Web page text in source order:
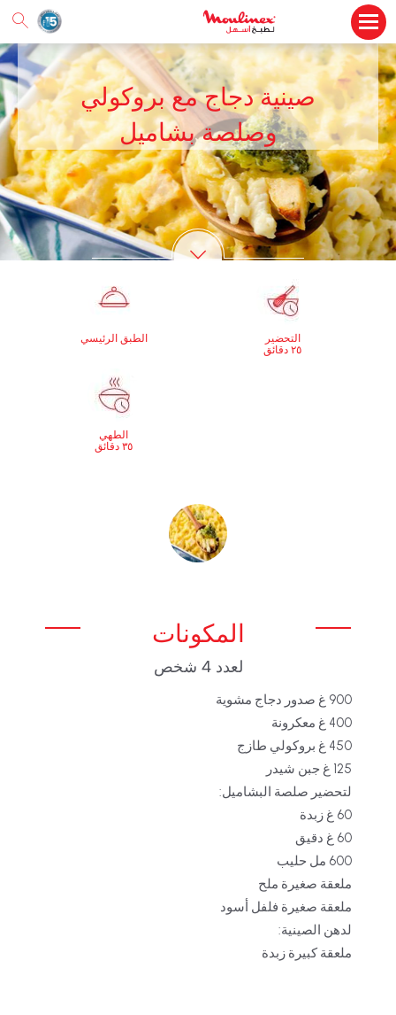
صينية دجاج مع بروكولي
وصلصة بشاميل
الطبق الرئيسي
التحضير
٢٥ دقائق
الطهي
٣٥ دقائق
المكونات
لعدد 4 شخص
لتحضير صلصة البشاميل:‏
ملعقة صغيرة ملح
ملعقة صغيرة فلفل أسود
لدهن الصينية:‏
ملعقة كبيرة زبدة